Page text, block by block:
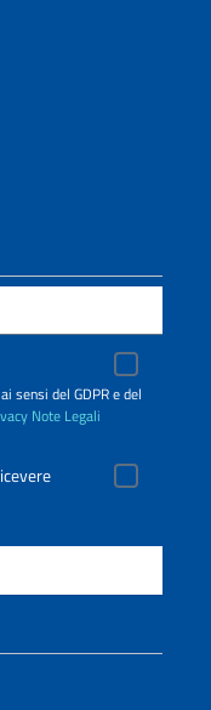
sensi del GDPR e del
Note Legali